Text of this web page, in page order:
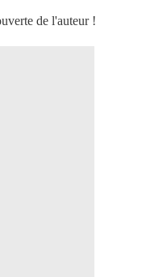
de l'auteur !